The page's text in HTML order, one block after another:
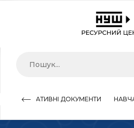
НОРМАТИВНІ ДОКУМЕНТИ